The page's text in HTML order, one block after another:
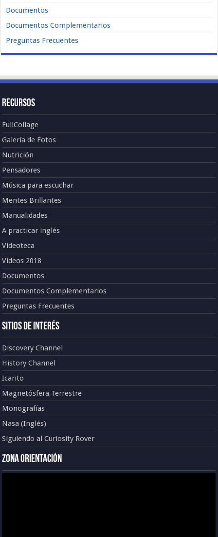
Documentos
Documentos Complementarios
Preguntas Frecuentes
Recursos
FullCollage
Galería de Fotos
Nutrición
Pensadores
Música para escuchar
Mentes Brillantes
Manualidades
A practicar inglés
Videoteca
Vídeos 2018
Documentos
Documentos Complementarios
Preguntas Frecuentes
Sitios de Interés
Discovery Channel
History Channel
Icarito
Magnetósfera Terrestre
Monografías
Nasa (Inglés)
Siguiendo al Curiosity Rover
Zona Orientación